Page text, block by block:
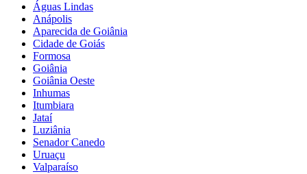
Águas Lindas
Anápolis
Aparecida de Goiânia
Cidade de Goiás
Formosa
Goiânia
Goiânia Oeste
Inhumas
Itumbiara
Jataí
Luziânia
Senador Canedo
Uruaçu
Valparaíso